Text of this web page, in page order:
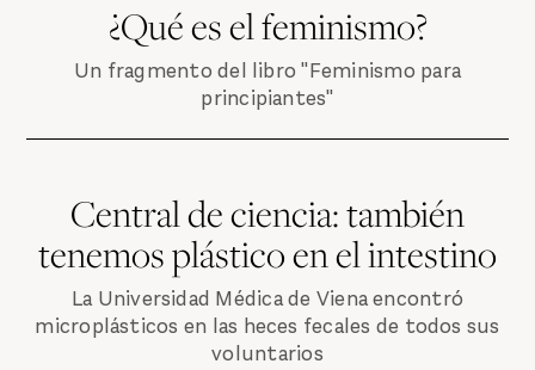
¿Qué es el feminismo?
Un fragmento del libro "Feminismo para
principiantes"
Central de ciencia: también
tenemos plástico en el intestino
La Universidad Médica de Viena encontró
microplásticos en las heces fecales de todos sus
voluntarios